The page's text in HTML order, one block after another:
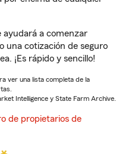
ayudará a comenzar
una cotización de seguro
¡Es rápido y sencillo!
ver una lista completa de la
Intelligence y State Farm Archive.
de propietarios de